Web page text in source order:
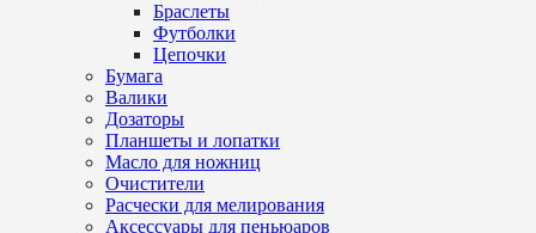
Браслеты
Футболки
Цепочки
Бумага
Валики
Дозаторы
Планшеты и лопатки
Масло для ножниц
Очистители
Расчески для мелирования
Аксессуары для пеньюаров